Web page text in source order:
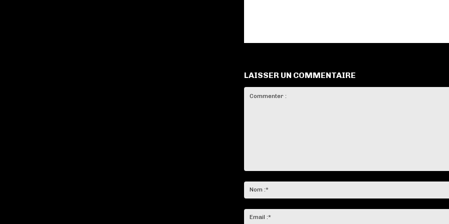
LAISSER UN COMMENTAIRE